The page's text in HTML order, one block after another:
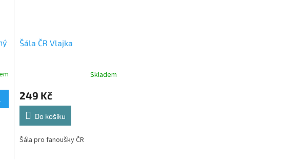
Šála ČR Vlajka
Skladem
249 Kč
Do košíku
Šála pro fanoušky ČR